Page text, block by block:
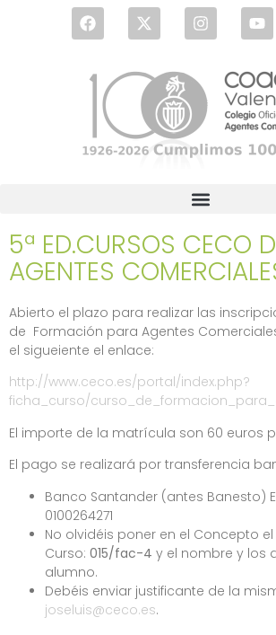
5ª ED.CURSOS CECO
AGENTES
Abierto el plazo para realizar las
de Formación para Agentes
el sigueiente el enlace:
http://www.ceco.es/portal/index.php?
ficha_curso/
El importe de la matrícula son 60 euros
El pago se realizará por transferencia
Banco Santander (antes Banesto)
0100264271
No olvidéis poner en el Concepto
Curso: 015/fac-4 y el nombre y los
alumno.
Debéis enviar justificante de la
joseluis@ceco.es.